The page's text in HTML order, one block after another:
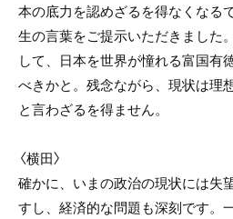
本の底力を認めざるを得なくなる
生の言葉をご提示いただきました
して、日本を世界が憧れる富国有
べきかと。残念ながら、現状は理
と言わざるを得ません。
〈横田〉
確かに、いまの政治の現状には失
すし、経済的な問題も深刻です。